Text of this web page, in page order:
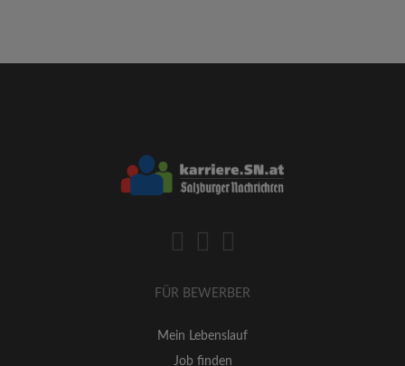
FÜR BEWERBER
Mein Lebenslauf
Job finden